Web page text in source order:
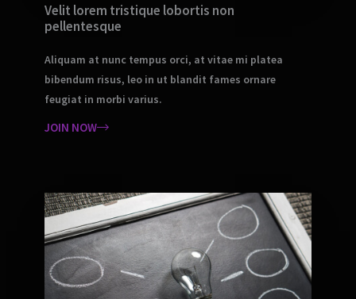
Velit lorem tristique lobortis non
pellentesque
Aliquam at nunc tempus orci, at vitae mi platea
bibendum risus, leo in ut blandit fames ornare
feugiat in morbi varius.
JOIN NOW